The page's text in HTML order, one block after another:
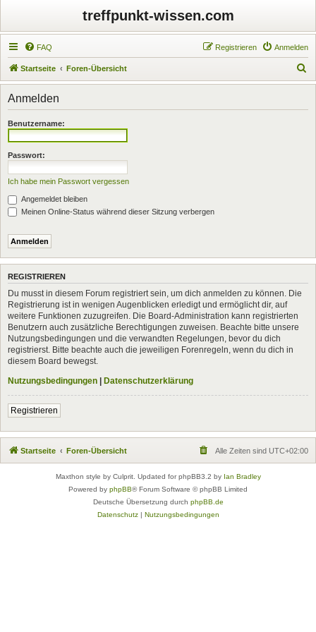
treffpunkt-wissen.com
FAQ Anmelden
Registrieren
Startseite Foren-Übersicht
u
Anmelden
Benutzername:
Passwort:
Ich habe mein Passwort vergessen
Angemeldet bleiben
Meinen Online-Status während dieser Sitzung verbergen
REGISTRIEREN
Du musst in diesem Forum registriert sein, um dich anmelden zu können. Die
Registrierung ist in wenigen Augenblicken erledigt und ermöglicht dir, auf
weitere Funktionen zuzugreifen. Die Board-Administration kann registrierten
Benutzern auch zusätzliche Berechtigungen zuweisen. Beachte bitte unsere
Nutzungsbedingungen und die verwandten Regelungen, bevor du dich
registrierst. Bitte beachte auch die jeweiligen Forenregeln, wenn du dich in
diesem Board bewegst.
Nutzungsbedingungen | Datenschutzerklärung
Registrieren
Startseite Foren-Übersicht Alle Zeiten sind UTC+02:00
Maxthon style by Culprit. Updated for phpBB3.2 by Ian Bradley
Powered by phpBB® Forum Software © phpBB Limited
Deutsche Übersetzung durch phpBB.de
Datenschutz| Nutzungsbedingungen